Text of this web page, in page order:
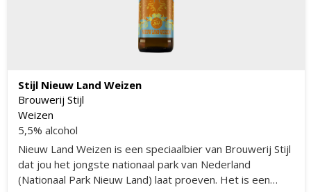
Stijl Nieuw Land Weizen
Brouwerij Stijl
Weizen
5,5% alcohol
Nieuw Land Weizen is een speciaalbier van Brouwerij Stijl
dat jou het jongste nationaal park van Nederland
(Nationaal Park Nieuw Land) laat proeven. Het is een